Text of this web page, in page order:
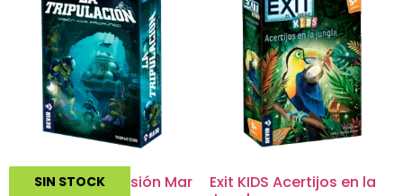
SIN STOCK
La Tripulacion Misión Mar
Exit KIDS Acertijos en la